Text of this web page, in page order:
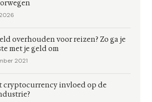
overhouden voor reizen? Zo ga je
met je geld om
2021
cryptocurrency invloed op de